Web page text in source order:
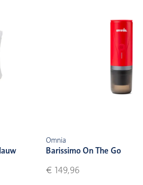
Omnia
Barissimo On The Go
€ 149,96